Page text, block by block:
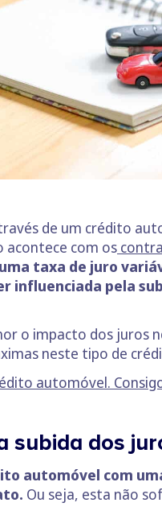
de um crédito
acontece com os
taxa de juro
influenciada pela
o impacto dos juros
neste tipo de
automóvel.
subida dos
automóvel com
Ou seja, esta não